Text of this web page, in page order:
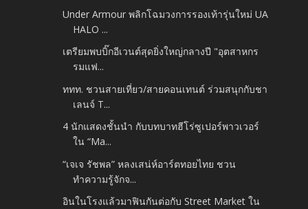
Under Armour พลิกโฉมวงการรองเท้ารุ่นใหม่ UA
HALO ...
เตรียมพบบิ๊กอีเวนต์สุดยิ่งใหญ่กลางปี "อุตสาหกร
รมแฟ...
ททท. ชวนสายเที่ยว/สายคอนเทนต์ ร่วมสนุกกับชา
เลนจ์ T...
4 นักแสดงชั้นนำ กับบทบาทฮีโร่ซูเปอร์พาวเวอร์
ใน “Ma...
“เจเจ รัชพล” หลงเสน่ห์อาร์ตทอยไทย ชวน
ทำความรู้จักจ...
อินในโรงแล้วมาฟินกันต่อกับ Street Market ใน